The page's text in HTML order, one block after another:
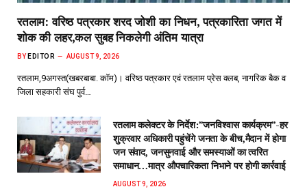
रतलाम: वरिष्ठ पत्रकार शरद जोशी का निधन, पत्रकारिता जगत में
शोक की लहर,कल सुबह निकलेगी अंतिम यात्रा
BY EDITOR AUGUST 9, 2026
रतलाम,9अगस्त(खबरबाबा. कॉम)। वरिष्ठ पत्रकार एवं रतलाम प्रेस क्लब, नागरिक बैक व
जिला सहकारी संघ पुर्व…
रतलाम कलेक्टर के निर्देश:”जनविश्वास कार्यक्रम”-हर
शुक्रवार अधिकारी पहुंचेंगे जनता के बीच,मैदान में होगा
जन संवाद, जनसुनवाई और समस्याओं का त्वरित
समाधान…मात्र औपचारिकता निभाने पर होगी कार्रवाई
AUGUST 9, 2026